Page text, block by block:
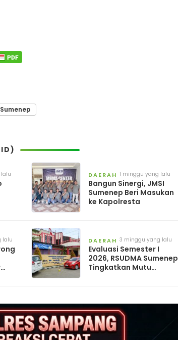
Sumenep
DAERAH 1 minggu yang lalu
Bangun Sinergi, JMSI
Sumenep Beri Masukan
ke Kapolresta
lalu DAERAH 3 minggu yang lalu
Evaluasi Semester I
2026, RSUDMA Sumenep
Tingkatkan Mutu